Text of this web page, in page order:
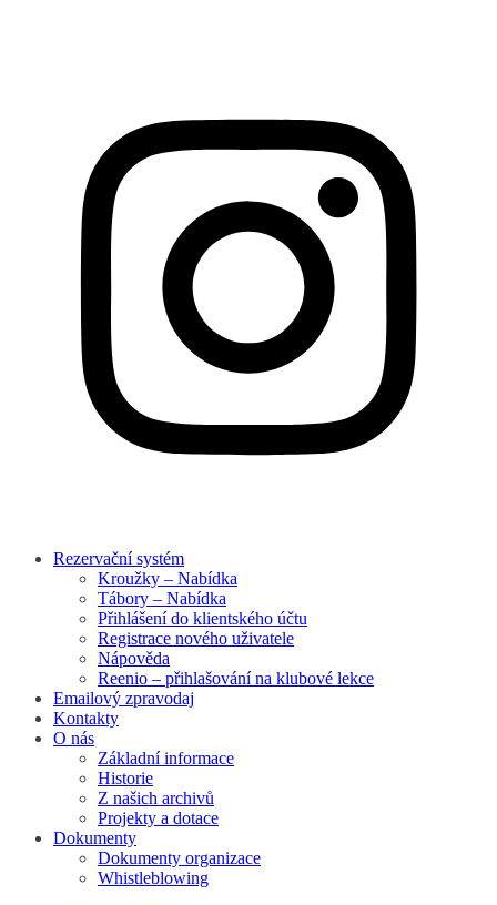
Rezervační systém
Kroužky – Nabídka
Tábory – Nabídka
Přihlášení do klientského účtu
Registrace nového uživatele
Nápověda
Reenio – přihlašování na klubové lekce
Emailový zpravodaj
Kontakty
O nás
Základní informace
Historie
Z našich archivů
Projekty a dotace
Dokumenty
Dokumenty organizace
Whistleblowing